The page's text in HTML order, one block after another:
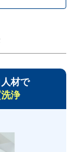
材で
浄